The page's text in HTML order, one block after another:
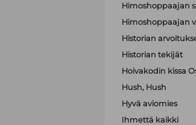
Himoshoppaajan
Himoshoppaajan
Historian
Historian tekijät
Hoivakodin kissa
Hush, Hush
Hyvä aviomies
Ihmettä kaikki